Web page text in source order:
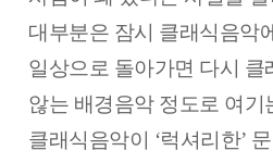
대부분은 잠시 클래식음악
일상으로 돌아가면 다시 클
않는 배경음악 정도로 여기
클래식음악이 ‘럭셔리한’